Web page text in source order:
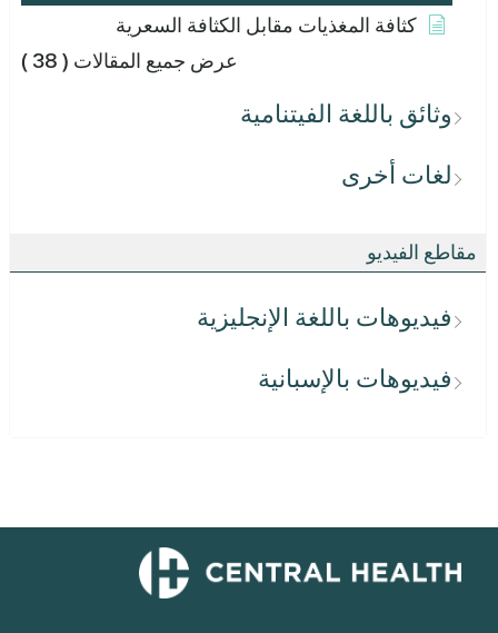
كثافة المغذيات مقابل الكثافة السعرية
عرض جميع المقالات ( 38 )
وثائق باللغة الفيتنامية
لغات أخرى
مقاطع الفيديو
فيديوهات باللغة الإنجليزية
فيديوهات بالإسبانية